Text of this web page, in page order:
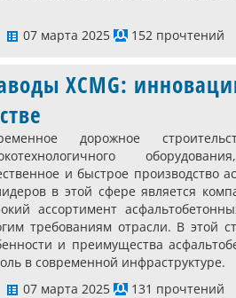
07 марта 2025
152 прочтений
XCMG:
дорожное
и быстрое производство
в этой сфере является
ассортимент
требованиям отрасли. В этой
и преимущества
в современной инфраструктуре.
07 марта 2025
131 прочтений